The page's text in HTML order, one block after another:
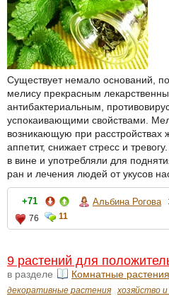
Существует немало оснований,
мелису прекрасным
антибактериальным,
успокаивающими свойствами.
возникающую при расстройствах
аппетит, снижает стресс и
в вине и употребляли для
ран и лечения людей от укусов
+71 Альбина Рогова
76
11
9 растений для
в разделе Комнатные растения
декоративные растения хозяйство